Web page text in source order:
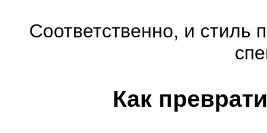
Соответственно, и стиль
Как